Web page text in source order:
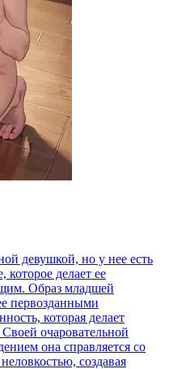
девушкой, но у нее есть
которое делает ее
Образ младшей
первозданными
которая делает
очаровательной
она справляется со
создавая